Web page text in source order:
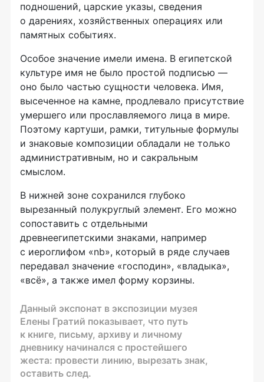
подношений, царские указы, сведения
о дарениях, хозяйственных операциях или
памятных событиях.
Особое значение имели имена. В египетской
культуре имя не было простой подписью —
оно было частью сущности человека. Имя,
высеченное на камне, продлевало присутствие
умершего или прославляемого лица в мире.
Поэтому картуши, рамки, титульные формулы
и знаковые композиции обладали не только
административным, но и сакральным
смыслом.
В нижней зоне сохранился глубоко
вырезанный полукруглый элемент. Его можно
сопоставить с отдельными
древнеегипетскими знаками, например
с иероглифом «nb», который в ряде случаев
передавал значение «господин», «владыка»,
«всё», а также имел форму корзины.
Данный экспонат в экспозиции музея
Елены Гратий показывает, что путь
к книге, письму, архиву и личному
дневнику начинался с простейшего
жеста: провести линию, вырезать знак,
оставить след.